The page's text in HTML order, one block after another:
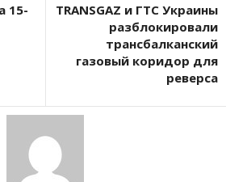
15-
TRANSGAZ и ГТС Украины
разблокировали
трансбалканский
газовый коридор для
реверса